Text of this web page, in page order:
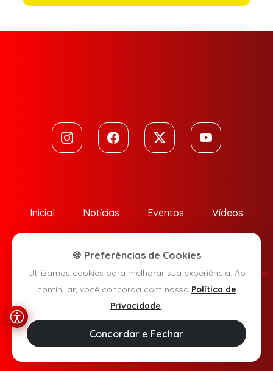
Inicial Notícias Eventos Vídeos
Política de Privacidade
Agora Sudoeste © 2026 - Todos os direitos reservados.
🍪 Preferências de Cookies
Utilizamos cookies para melhorar sua experiência. Ao
continuar, você concorda com nossa Política de
Privacidade.
Concordar e Fechar